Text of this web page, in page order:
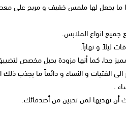
ما يجعل لها ملمس خفيف و مريح على
جميع انواع الملابس.
ليلاً و نهاراً.
جدا، كما أنها مزودة بحبل مخصص
الى الفتيات و النساء و دائماً ما يجذب ذلك
.
أن تهديها لمن تحبين من أصدقائك.